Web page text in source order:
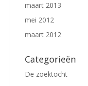
maart 2013
mei 2012
maart 2012
Categorieën
De zoektocht